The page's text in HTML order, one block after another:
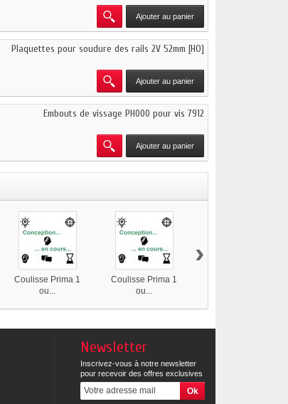
Ajouter au panier
Plaquettes pour soudure des rails 2V 52mm [HO]
Ajouter au panier
Embouts de vissage PH000 pour vis 7912
Ajouter au panier
Coulisse Prima 1
ou...
Coulisse Prima 1
ou...
›
Newsletter
Inscrivez-vous à notre newsletter
pour recevoir des offres exclusives